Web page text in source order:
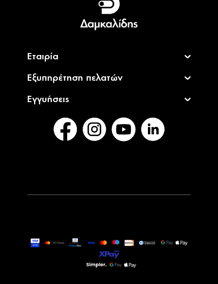
English
Εταιρία
Εξυπηρέτηση πελατών
Εγγυήσεις